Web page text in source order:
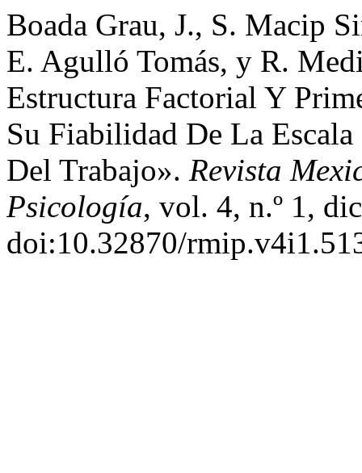
Boada Grau, J., S. Macip
E. Agulló Tomás, y R.
Estructura Factorial Y
Su Fiabilidad De La
Del Trabajo». Revista
Psicología, vol. 4, n.º 1,
doi:10.32870/